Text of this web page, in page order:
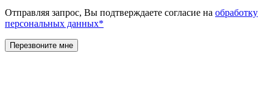
Отправляя запрос, Вы подтверждаете согласие на обработку
персональных данных*